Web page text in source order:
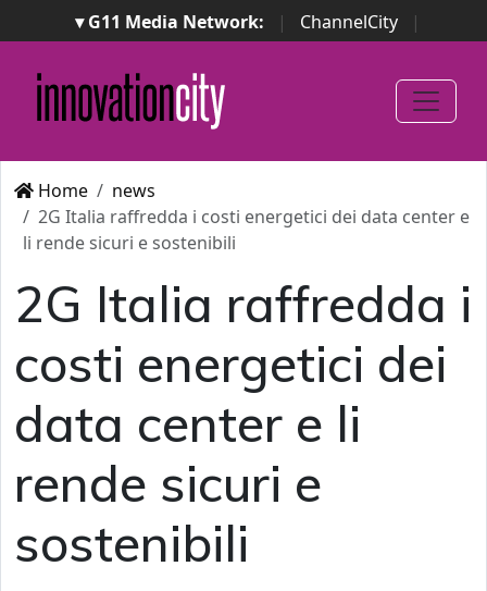
▾ G11 Media Network: | ChannelCity
|
ImpresaCity | SecurityOpenLab | Italian Channel
Awards
Italian Project Awards
Italian Security
Awards
Home
news
2G Italia raffredda i costi energetici dei data center e
li rende sicuri e sostenibili
2G Italia raffredda i
costi energetici dei
data center e li
rende sicuri e
sostenibili